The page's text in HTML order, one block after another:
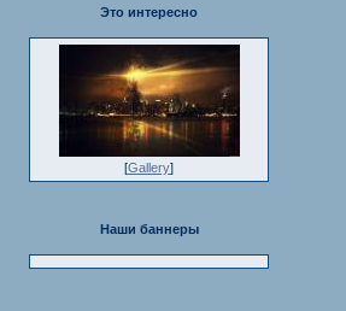
Это интересно
[Gallery]
Наши баннеры